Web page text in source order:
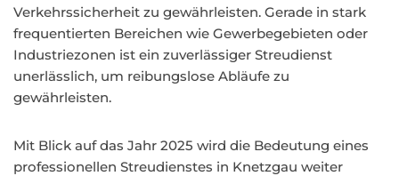
Verkehrssicherheit zu gewährleisten. Gerade in stark
frequentierten Bereichen wie Gewerbegebieten oder
Industriezonen ist ein zuverlässiger Streudienst
unerlässlich, um reibungslose Abläufe zu
gewährleisten.
Mit Blick auf das Jahr 2025 wird die Bedeutung eines
professionellen Streudienstes in Knetzgau weiter